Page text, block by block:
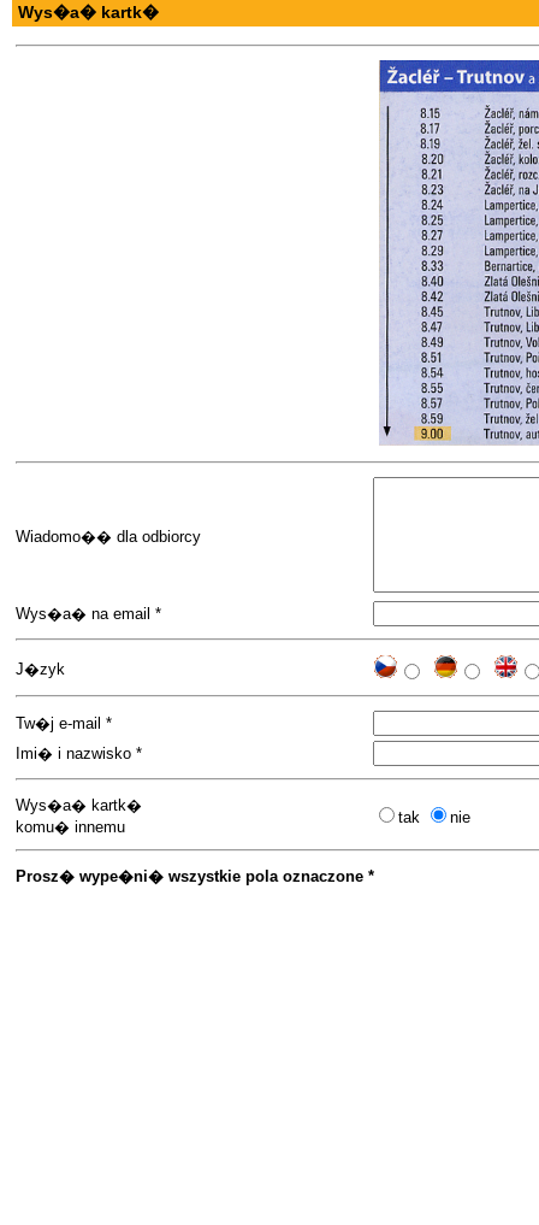
Wys�a� kartk�
Wiadomo�� dla odbiorcy
Wys�a� na email *
J�zyk
Tw�j e-mail *
Imi� i nazwisko *
Wys�a� kartk�
komu� innemu
tak nie
Prosz� wype�ni� wszystkie pola oznaczone *